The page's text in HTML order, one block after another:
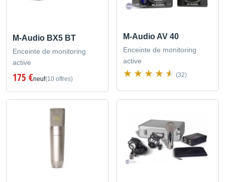
M-Audio BX5 BT
Enceinte de monitoring
active
175 €neuf(10 offres)
M-Audio AV 40
Enceinte de monitoring
active
(32)